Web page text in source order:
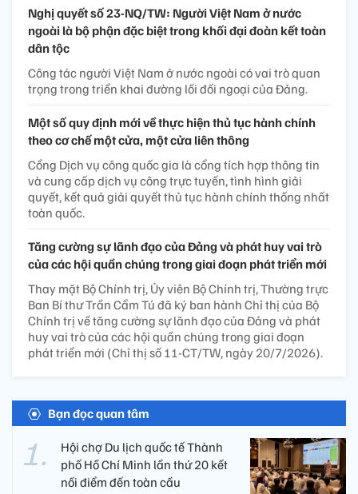
Nghị quyết số 23-NQ/TW: Người Việt Nam ở nước
ngoài là bộ phận đặc biệt trong khối đại đoàn kết toàn
dân tộc
Công tác người Việt Nam ở nước ngoài có vai trò quan
trọng trong triển khai đường lối đối ngoại của Đảng.
Một số quy định mới về thực hiện thủ tục hành chính
theo cơ chế một cửa, một cửa liên thông
Cổng Dịch vụ công quốc gia là cổng tích hợp thông tin
và cung cấp dịch vụ công trực tuyến, tình hình giải
quyết, kết quả giải quyết thủ tục hành chính thống nhất
toàn quốc.
Tăng cường sự lãnh đạo của Đảng và phát huy vai trò
của các hội quần chúng trong giai đoạn phát triển mới
Thay mặt Bộ Chính trị, Ủy viên Bộ Chính trị, Thường trực
Ban Bí thư Trần Cẩm Tú đã ký ban hành Chỉ thị của Bộ
Chính trị về tăng cường sự lãnh đạo của Đảng và phát
huy vai trò của các hội quần chúng trong giai đoạn
phát triển mới (Chỉ thị số 11-CT/TW, ngày 20/7/2026).
Bạn đọc quan tâm
Hội chợ Du lịch quốc tế Thành
phố Hồ Chí Minh lần thứ 20 kết
nối điểm đến toàn cầu